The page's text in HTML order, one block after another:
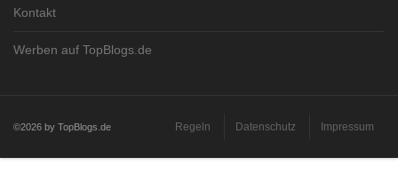
Kontakt
Werben auf TopBlogs.de
©2026 by TopBlogs.de Regeln Datenschutz Impressum